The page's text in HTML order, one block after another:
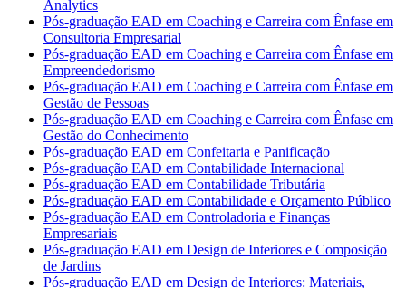
Analytics
Pós-graduação EAD em Coaching e Carreira com Ênfase em
Consultoria Empresarial
Pós-graduação EAD em Coaching e Carreira com Ênfase em
Empreendedorismo
Pós-graduação EAD em Coaching e Carreira com Ênfase em
Gestão de Pessoas
Pós-graduação EAD em Coaching e Carreira com Ênfase em
Gestão do Conhecimento
Pós-graduação EAD em Confeitaria e Panificação
Pós-graduação EAD em Contabilidade Internacional
Pós-graduação EAD em Contabilidade Tributária
Pós-graduação EAD em Contabilidade e Orçamento Público
Pós-graduação EAD em Controladoria e Finanças
Empresariais
Pós-graduação EAD em Design de Interiores e Composição
de Jardins
Pós-graduação EAD em Design de Interiores: Materiais,